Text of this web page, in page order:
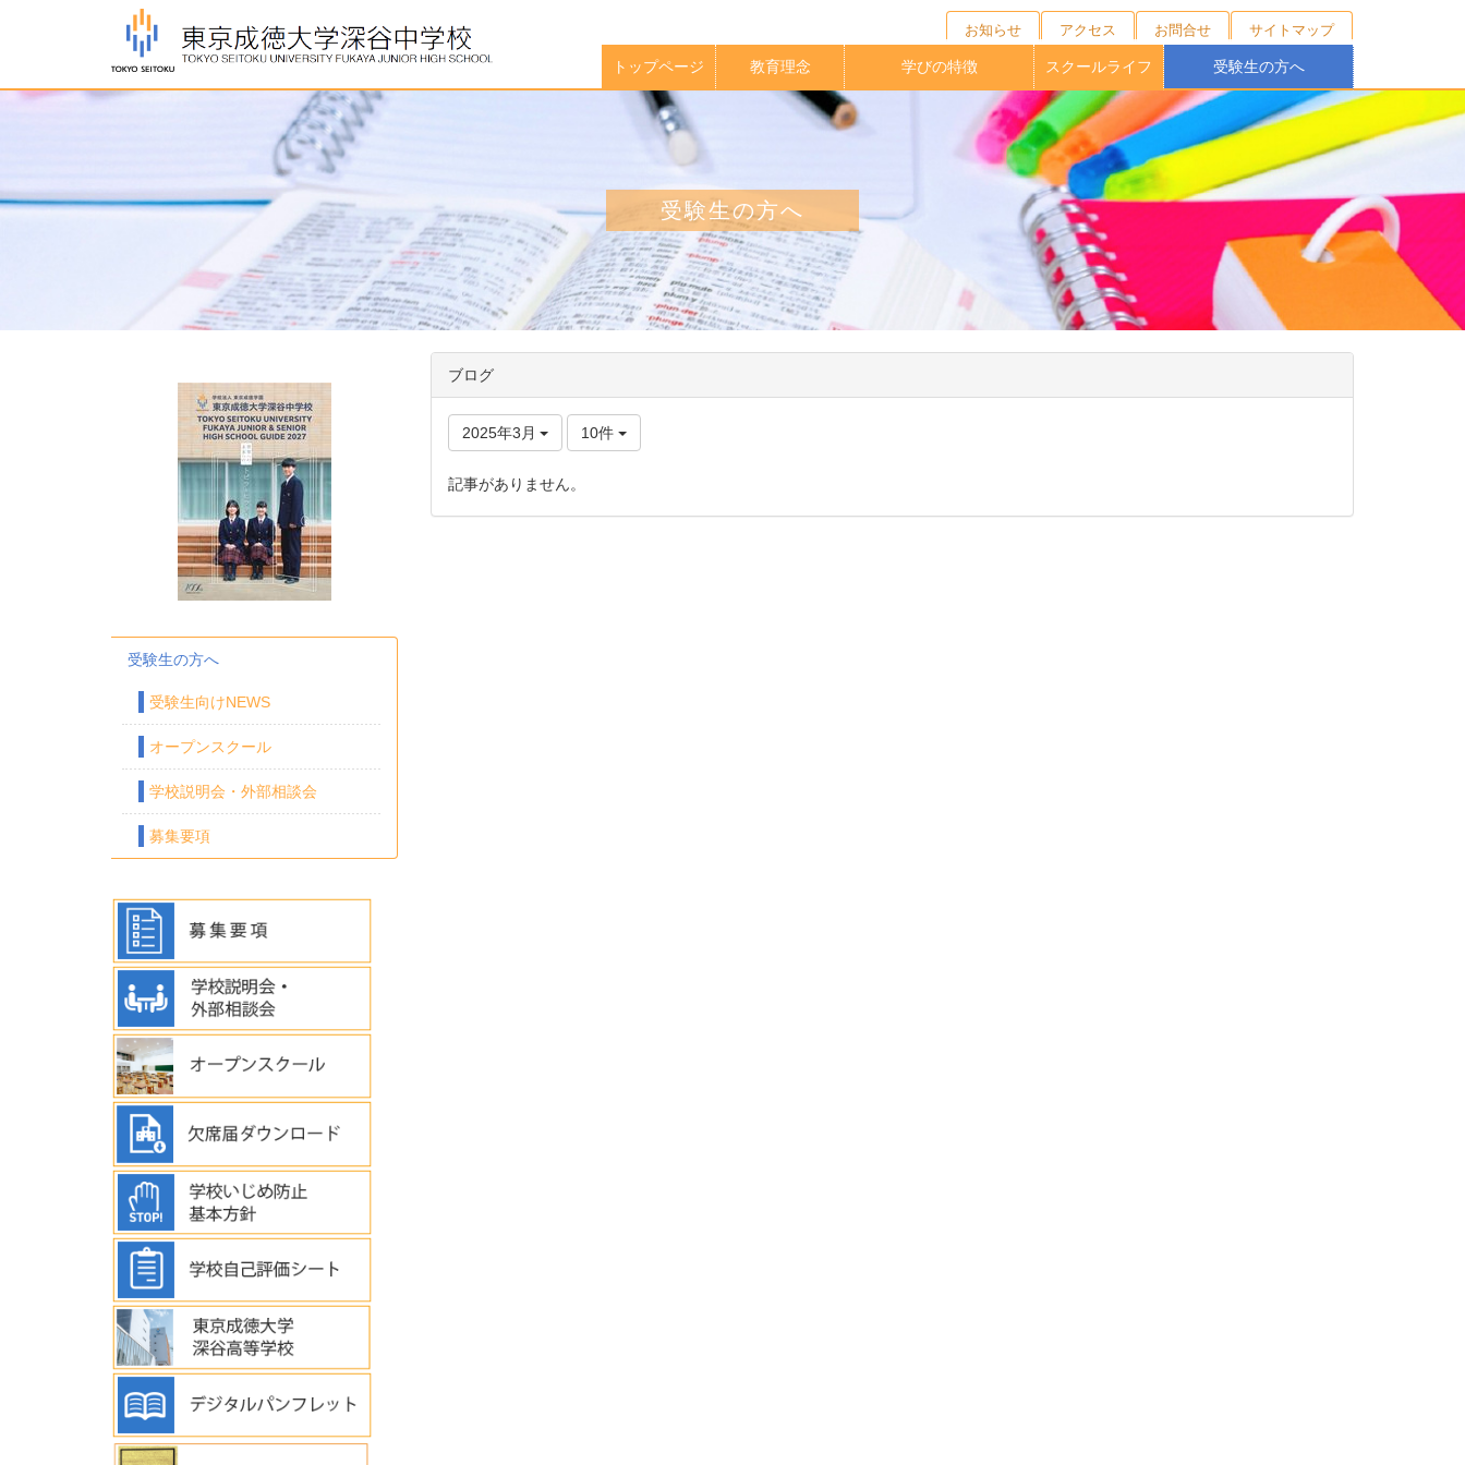
お知らせ アクセス お問合せ サイトマップ
トップページ 教育理念
校長メッセージ
学びの特徴
実践的英語力の育成
イングリッシュキャンプ
アクティブラーニング
海外大学指定校制度
スクールライフ
１日の流れ
年間行事
部活動
施設紹介
制服紹介
桐蔭祭
受験生の方へ
受験生向けNEWS
オープンスクール
学校説明会・外部相談会
募集要項
受験生の方へ
ブログ
2025年3月 10件
記事がありません。
受験生の方へ
受験生向けNEWS
オープンスクール
学校説明会・外部相談会
募集要項